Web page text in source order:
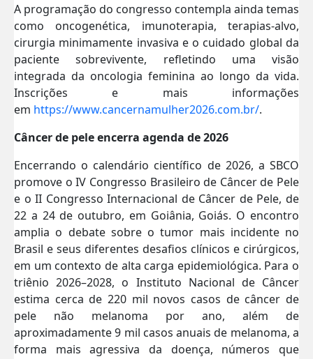
A programação do congresso contempla ainda temas
como oncogenética, imunoterapia, terapias-alvo,
cirurgia minimamente invasiva e o cuidado global da
paciente sobrevivente, refletindo uma visão
integrada da oncologia feminina ao longo da vida.
Inscrições e mais informações
em https://www.cancernamulher2026.com.br/.
Câncer de pele encerra agenda de 2026
Encerrando o calendário científico de 2026, a SBCO
promove o IV Congresso Brasileiro de Câncer de Pele
e o II Congresso Internacional de Câncer de Pele, de
22 a 24 de outubro, em Goiânia, Goiás. O encontro
amplia o debate sobre o tumor mais incidente no
Brasil e seus diferentes desafios clínicos e cirúrgicos,
em um contexto de alta carga epidemiológica. Para o
triênio 2026–2028, o Instituto Nacional de Câncer
estima cerca de 220 mil novos casos de câncer de
pele não melanoma por ano, além de
aproximadamente 9 mil casos anuais de melanoma, a
forma mais agressiva da doença, números que